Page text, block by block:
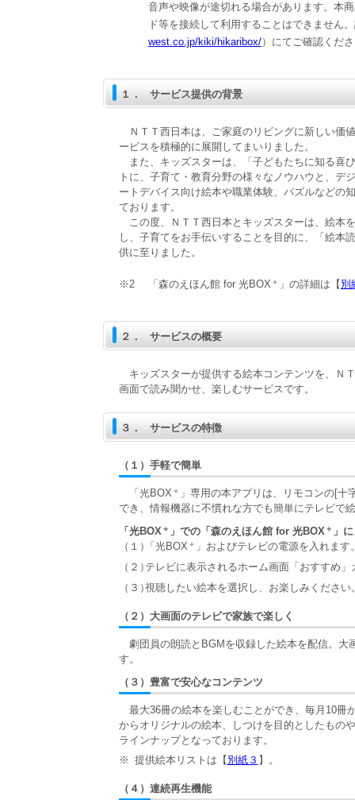
音声や映像が途切れる場合があります。本
ド等を接続して利用することはできません
west.co.jp/kiki/hikaribox/）にてご確認くだ
１． サービス提供の背景
ＮＴＴ西日本は、ご家庭のリビングに新しい価
ービスを積極的に展開してまいりました。
また、キッズスターは、「子どもたちに知る喜
トに、子育て・教育分野の様々なノウハウと、デ
ートデバイス向け絵本や職業体験、パズルなどの
ております。
この度、ＮＴＴ西日本とキッズスターは、絵本
し、子育てをお手伝いすることを目的に、「絵本
供に至りました。
※2 「森のえほん館 for 光BOX ＋ 」の詳細は【 別
２． サービスの概要
キッズスターが提供する絵本コンテンツを、Ｎ
画面で読み聞かせ、楽しむサービスです。
３． サービスの特徴
（１） 手軽で簡単
「光BOX ＋ 」専用の本アプリは、リモコンの[
でき、情報機器に不慣れな方でも簡単にテレビで
「光BOX＋ 」での「森のえほん館 for 光BOX＋ 」
（１） 「光BOX ＋ 」およびテレビの電源を入れます
（２）テレビに表示されるホーム画面「おすすめ
（３）視聴したい絵本を選択し、お楽しみください
（２） 大画面のテレビで家族で楽しく
劇団員の朗読とBGMを収録した絵本を配信。大
す。
（３） 豊富で安心なコンテンツ
最大36冊の絵本を楽しむことができ、毎月10冊
からオリジナルの絵本、しつけを目的としたもの
ラインナップとなっております。
※ 提供絵本リストは【 別紙３ 】。
（４） 連続再生機能